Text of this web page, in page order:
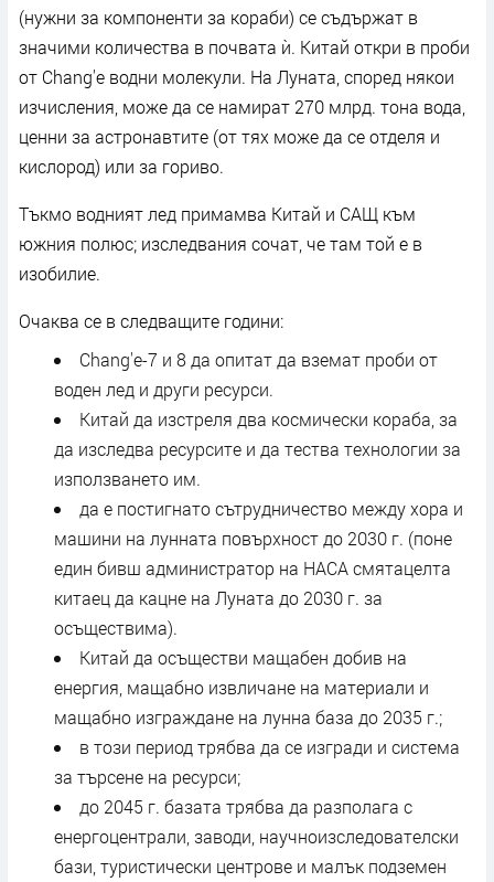
(нужни за компоненти за кораби) се съдържат в
значими количества в почвата ѝ. Китай откри в проби
от Chang'e водни молекули. На Луната, според някои
изчисления, може да се намират 270 млрд. тона вода,
ценни за астронавтите (от тях може да се отделя и
кислород) или за гориво.
Тъкмо водният лед примамва Китай и САЩ към
южния полюс; изследвания сочат, че там той е в
изобилие.
Очаква се в следващите години:
Chang'e-7 и 8 да опитат да вземат проби от
воден лед и други ресурси.
Китай да изстреля два космически кораба, за
да изследва ресурсите и да тества технологии за
използването им.
да е постигнато сътрудничество между хора и
машини на лунната повърхност до 2030 г. (поне
един бивш администратор на НАСА смятацелта
китаец да кацне на Луната до 2030 г. за
осъществима).
Китай да осъществи мащабен добив на
енергия, мащабно извличане на материали и
мащабно изграждане на лунна база до 2035 г.;
в този период трябва да се изгради и система
за търсене на ресурси;
до 2045 г. базата трябва да разполага с
енергоцентрали, заводи, научноизследователски
бази, туристически центрове и малък подземен